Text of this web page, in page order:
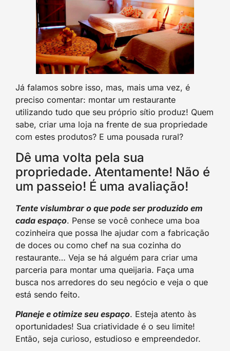
Já falamos sobre isso, mas, mais uma vez, é
preciso comentar: montar um restaurante
utilizando tudo que seu próprio sítio produz! Quem
sabe, criar uma loja na frente de sua propriedade
com estes produtos? E uma pousada rural?
Dê uma volta pela sua
propriedade. Atentamente! Não é
um passeio! É uma avaliação!
Tente vislumbrar o que pode ser produzido em
cada espaço. Pense se você conhece uma boa
cozinheira que possa lhe ajudar com a fabricação
de doces ou como chef na sua cozinha do
restaurante… Veja se há alguém para criar uma
parceria para montar uma queijaria. Faça uma
busca nos arredores do seu negócio e veja o que
está sendo feito.
Planeje e otimize seu espaço. Esteja atento às
oportunidades! Sua criatividade é o seu limite!
Então, seja curioso, estudioso e empreendedor.